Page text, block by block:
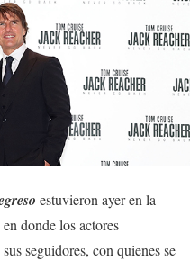
estuvieron ayer en la
donde los actores
seguidores, con quienes se